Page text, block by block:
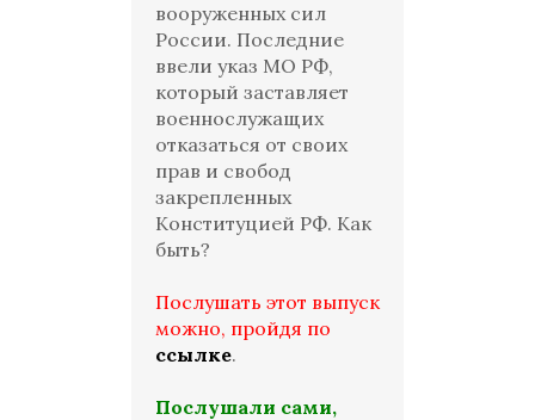
вооруженных сил
России. Последние
ввели указ МО РФ,
который заставляет
военнослужащих
отказаться от своих
прав и свобод
закрепленных
Конституцией РФ. Как
быть?
Послушать этот выпуск
можно, пройдя по
ссылке.
Послушали сами,